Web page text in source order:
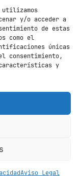
utilizamos
y/o acceder a
de estas
como el
únicas
consentimiento,
y
Aviso Legal
cookies